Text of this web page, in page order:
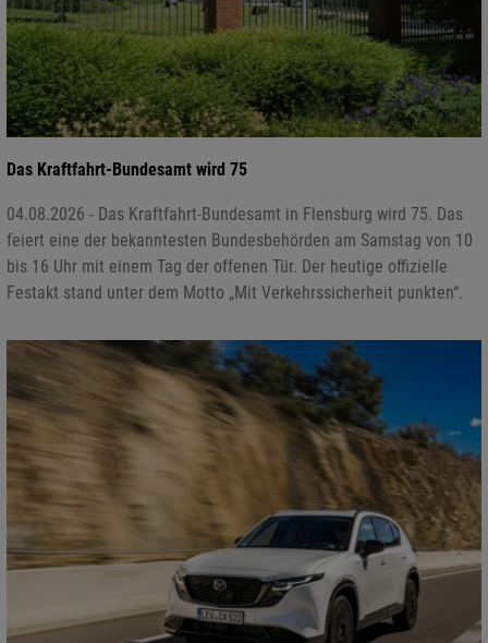
Das Kraftfahrt-Bundesamt wird 75
04.08.2026 - Das Kraftfahrt-Bundesamt in Flensburg wird 75. Das
feiert eine der bekanntesten Bundesbehörden am Samstag von 10
bis 16 Uhr mit einem Tag der offenen Tür. Der heutige offizielle
Festakt stand unter dem Motto „Mit Verkehrssicherheit punkten“.